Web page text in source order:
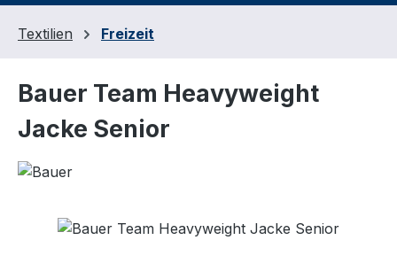
Textilien Freizeit
Bauer Team Heavyweight
Jacke Senior
Bildergalerie überspringen